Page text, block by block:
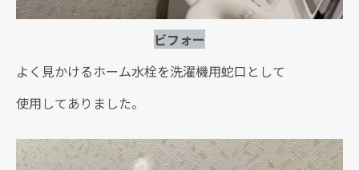
ビフォー
よく見かけるホーム水栓を洗濯機用蛇口として
使用してありました。